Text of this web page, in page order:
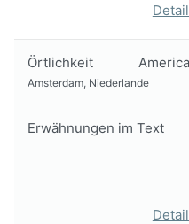
Örtlichkeit
Amsterdam, Niederlande
Erwähnungen im Text